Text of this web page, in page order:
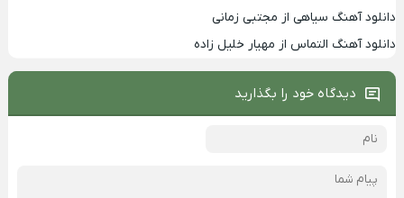
دانلود آهنگ سیاهی از مجتبی زمانی
دانلود آهنگ التماس از مهیار خلیل زاده
دیدگاه خود را بگذارید